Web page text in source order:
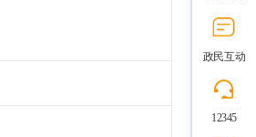
政民互动
12345